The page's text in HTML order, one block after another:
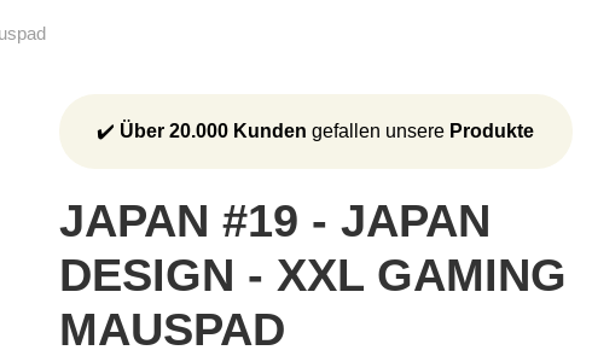
✔️ Über 20.000 Kunden gefallen unsere Produkte
JAPAN #19 - JAPAN
DESIGN - XXL GAMING
MAUSPAD